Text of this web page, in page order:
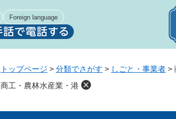
Foreign language
トップページ > 分類でさがす > しごと・事業者 >
商工・農林水産業・港